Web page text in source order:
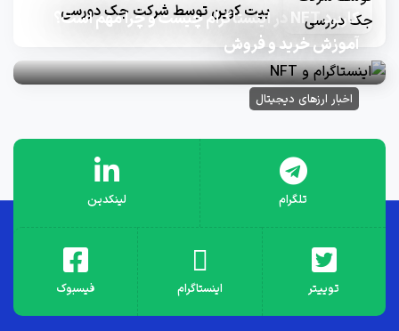
بیت کوین توسط شرکت جک دورسی
اخبار ارزهای دیجیتال
کاربرد NFT در اینستاگرام چیست و چرا مهم است؟
آموزش خرید و فروش
تلگرام لینکدین
توییتر اینستاگرام فیسبوک